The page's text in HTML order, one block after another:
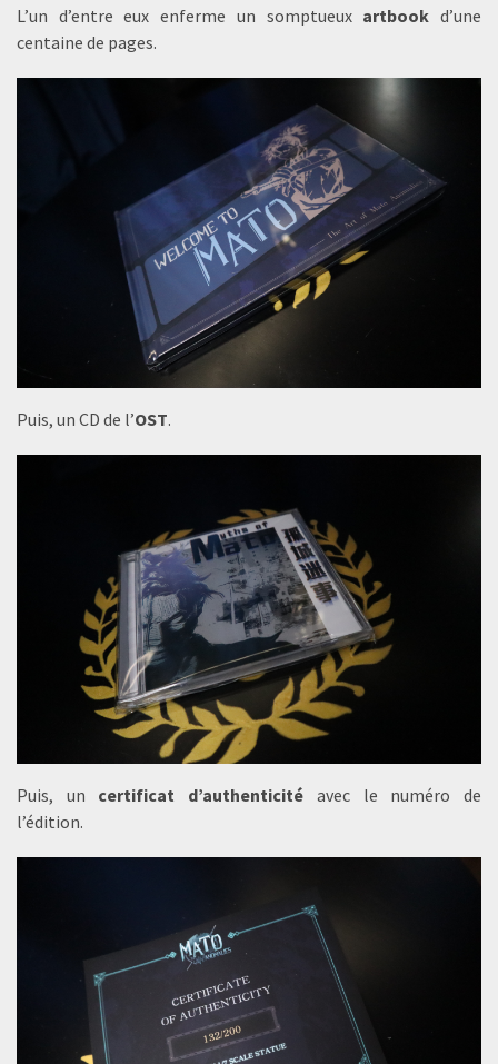
L’un d’entre eux enferme un somptueux artbook d’une
centaine de pages.
Puis, un CD de l’OST.
Puis, un certificat d’authenticité avec le numéro de
l’édition.